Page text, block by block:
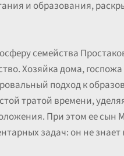
и образования,
семейства
Хозяйка дома,
подход к
тратой времени,
При этом ее
задач: он не